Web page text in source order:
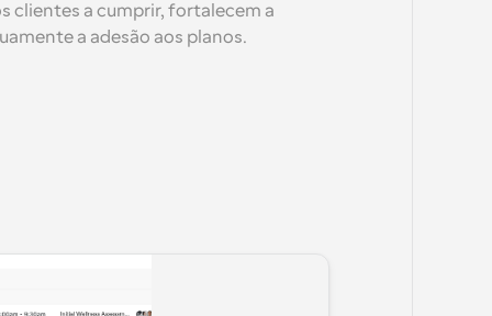
clientes a cumprir, fortalecem a
a adesão aos planos.